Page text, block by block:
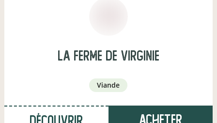
la ferme de virginie
viande
Acheter